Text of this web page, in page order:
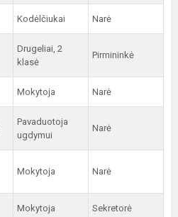
Kodėlčiukai Narė
Drugeliai, 2
klasė
Pirmininkė
Mokytoja Narė
Pavaduotoja
ugdymui
Narė
Mokytoja Narė
Mokytoja Sekretorė